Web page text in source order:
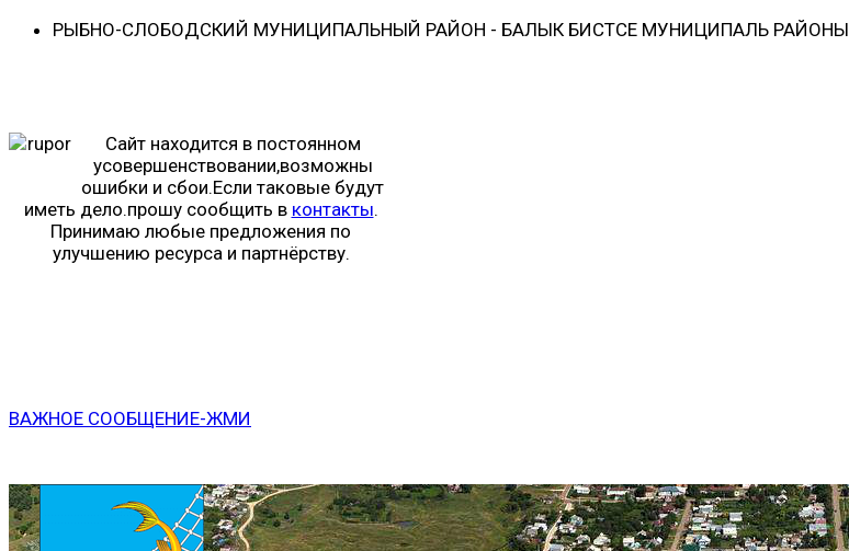
РЫБНО-CЛОБОДСКИЙ МУНИЦИПАЛЬНЫЙ РАЙОН - БАЛЫК БИСТӘСЕ МУНИЦИПАЛЬ РАЙОНЫ
Сайт находится в постоянном
усовершенствовании,возможны
ошибки и сбои.Если таковые будут
иметь дело.прошу сообщить в контакты.
Принимаю любые предложения по
улучшению ресурса и партнёрству.
ВАЖНОЕ СООБЩЕНИЕ-ЖМИ